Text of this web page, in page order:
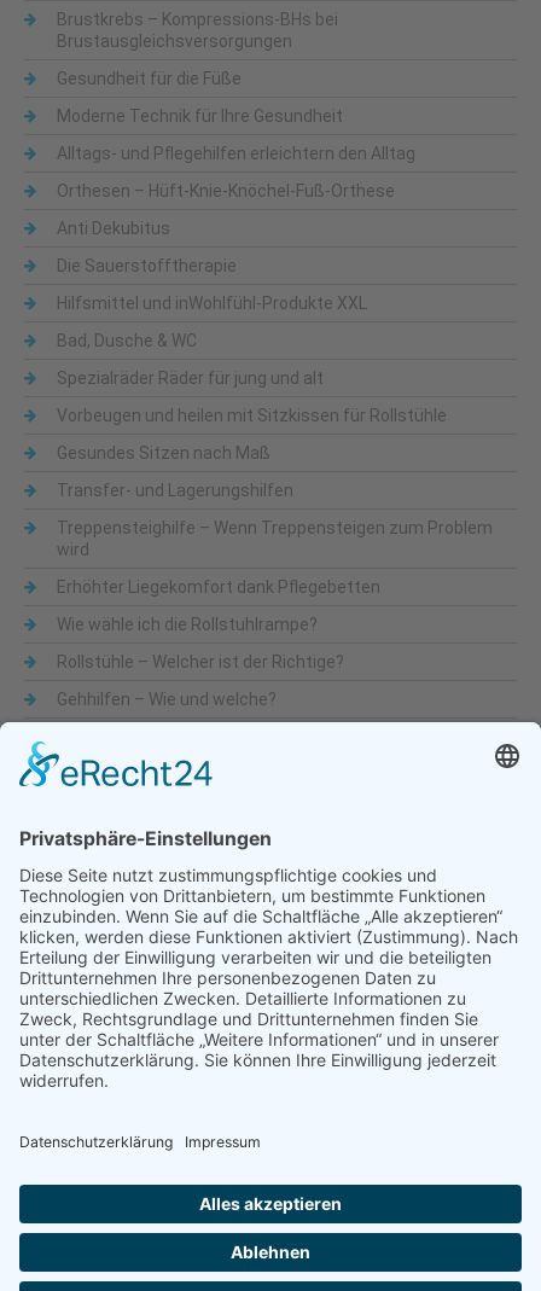
Brustkrebs – Kompressions-BHs bei
Brustausgleichsversorgungen
Gesundheit für die Füße
Moderne Technik für Ihre Gesundheit
Alltags- und Pflegehilfen erleichtern den Alltag
Orthesen – Hüft-Knie-Knöchel-Fuß-Orthese
Anti Dekubitus
Die Sauerstofftherapie
Hilfsmittel und inWohlfühl-Produkte XXL
Bad, Dusche & WC
Spezialräder Räder für jung und alt
Vorbeugen und heilen mit Sitzkissen für Rollstühle
Gesundes Sitzen nach Maß
Transfer- und Lagerungshilfen
Treppensteighilfe – Wenn Treppensteigen zum Problem
wird
Erhöhter Liegekomfort dank Pflegebetten
Wie wähle ich die Rollstuhlrampe?
Rollstühle – Welcher ist der Richtige?
Gehhilfen – Wie und welche?
Beliebte Themen
Adaptionsmöglichkeit Aktiv-Rollstühle Alltagshilfen Alltagshilfen
für die Küche Automatische Türöffner Bad Bandscheibe Besteck
Bettenmachen
Bewegungseingeschränkung
druckentlastende Matratze Dusche & WC Fixierbrett
Füße Gehfähigkeit
Lendenbogen Liegelage mobile Treppensteighilfe
Rollstuhlfahrer
Rückenschmerzen Schlafunterlage Schnabelbecher Seniorenbetten Sport-Rollstühle
Treppen Treppensteighilfen
Urinflaschen Wellness